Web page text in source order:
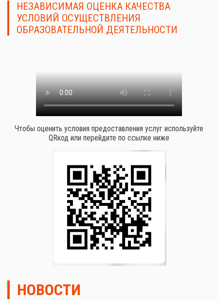
НЕЗАВИСИМАЯ ОЦЕНКА КАЧЕСТВА
УСЛОВИЙ ОСУЩЕСТВЛЕНИЯ
ОБРАЗОВАТЕЛЬНОЙ ДЕЯТЕЛЬНОСТИ
Чтобы оценить условия предоставления услуг используйте
QRкод или перейдите по ссылке ниже
НОВОСТИ